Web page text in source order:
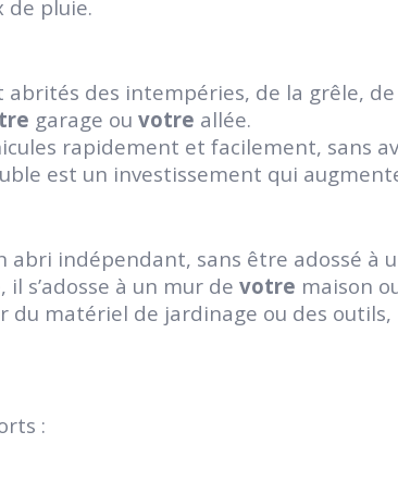
de pluie.
abrités des intempéries, de la grêle,
garage ou votre allée.
rapidement et facilement, sans
est un investissement qui
abri indépendant, sans être adossé à
s’adosse à un mur de votre maison
du matériel de jardinage ou des
: